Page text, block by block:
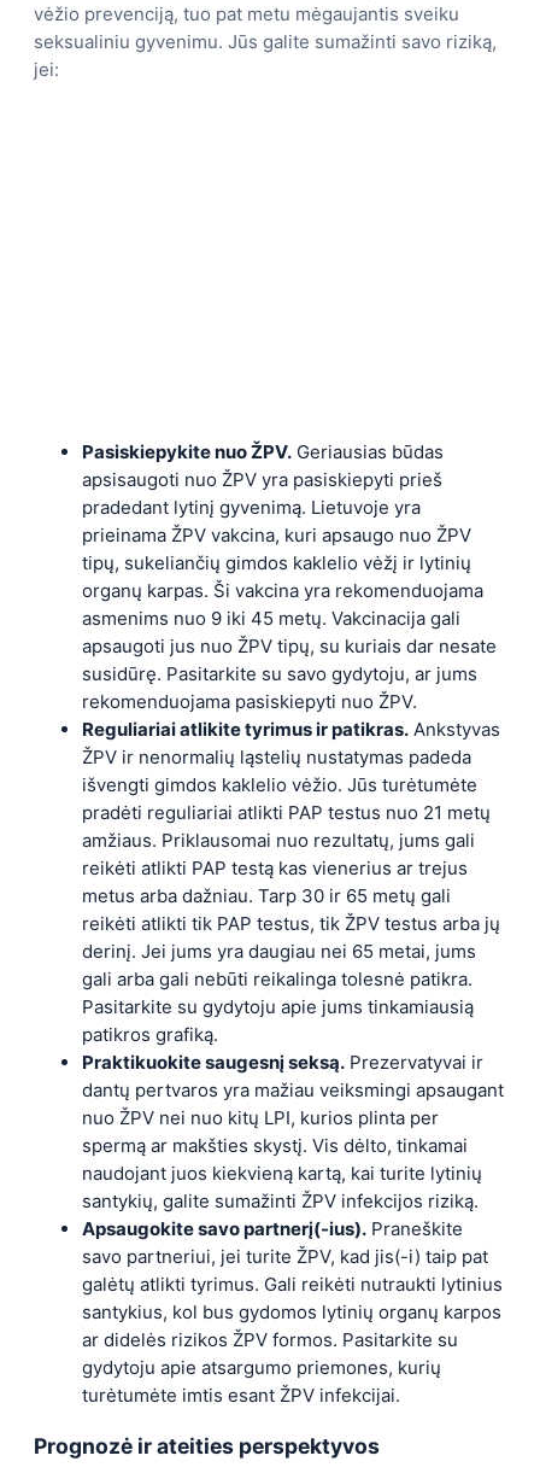
vėžio prevenciją, tuo pat metu mėgaujantis sveiku
seksualiniu gyvenimu. Jūs galite sumažinti savo riziką,
jei:
Pasiskiepykite nuo ŽPV. Geriausias būdas
apsisaugoti nuo ŽPV yra pasiskiepyti prieš
pradedant lytinį gyvenimą. Lietuvoje yra
prieinama ŽPV vakcina, kuri apsaugo nuo ŽPV
tipų, sukeliančių gimdos kaklelio vėžį ir lytinių
organų karpas. Ši vakcina yra rekomenduojama
asmenims nuo 9 iki 45 metų. Vakcinacija gali
apsaugoti jus nuo ŽPV tipų, su kuriais dar nesate
susidūrę. Pasitarkite su savo gydytoju, ar jums
rekomenduojama pasiskiepyti nuo ŽPV.
Reguliariai atlikite tyrimus ir patikras. Ankstyvas
ŽPV ir nenormalių ląstelių nustatymas padeda
išvengti gimdos kaklelio vėžio. Jūs turėtumėte
pradėti reguliariai atlikti PAP testus nuo 21 metų
amžiaus. Priklausomai nuo rezultatų, jums gali
reikėti atlikti PAP testą kas vienerius ar trejus
metus arba dažniau. Tarp 30 ir 65 metų gali
reikėti atlikti tik PAP testus, tik ŽPV testus arba jų
derinį. Jei jums yra daugiau nei 65 metai, jums
gali arba gali nebūti reikalinga tolesnė patikra.
Pasitarkite su gydytoju apie jums tinkamiausią
patikros grafiką.
Praktikuokite saugesnį seksą. Prezervatyvai ir
dantų pertvaros yra mažiau veiksmingi apsaugant
nuo ŽPV nei nuo kitų LPI, kurios plinta per
spermą ar makšties skystį. Vis dėlto, tinkamai
naudojant juos kiekvieną kartą, kai turite lytinių
santykių, galite sumažinti ŽPV infekcijos riziką.
Apsaugokite savo partnerį(-ius). Praneškite
savo partneriui, jei turite ŽPV, kad jis(-i) taip pat
galėtų atlikti tyrimus. Gali reikėti nutraukti lytinius
santykius, kol bus gydomos lytinių organų karpos
ar didelės rizikos ŽPV formos. Pasitarkite su
gydytoju apie atsargumo priemones, kurių
turėtumėte imtis esant ŽPV infekcijai.
Prognozė ir ateities perspektyvos